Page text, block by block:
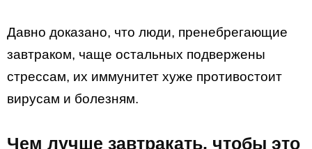
Давно доказано, что люди, пренебрегающие
завтраком, чаще остальных подвержены
стрессам, их иммунитет хуже противостоит
вирусам и болезням.
Чем лучше завтракать, чтобы это